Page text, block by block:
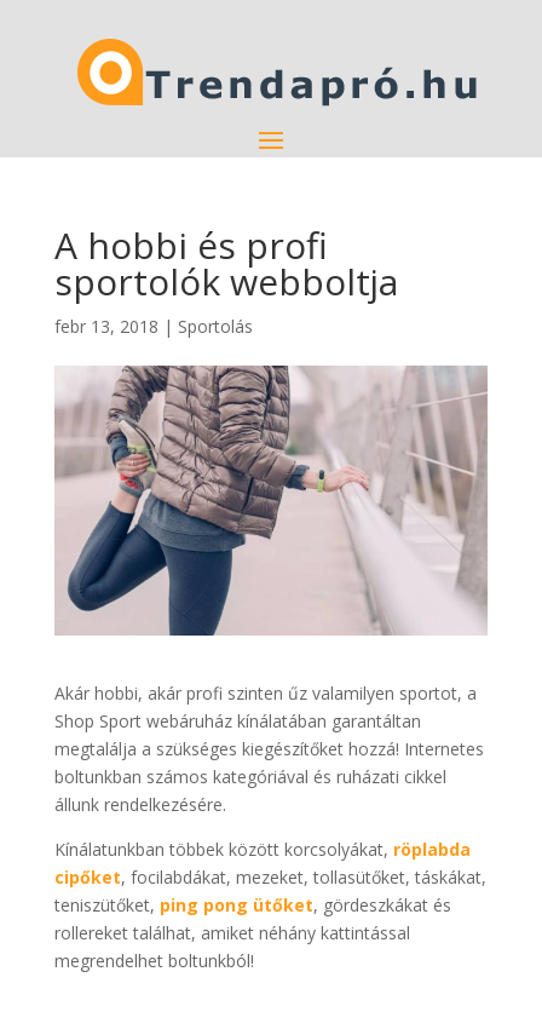
A hobbi és profi
sportolók webboltja
febr 13, 2018 | Sportolás
Akár hobbi, akár profi szinten űz valamilyen sportot, a
Shop Sport webáruház kínálatában garantáltan
megtalálja a szükséges kiegészítőket hozzá! Internetes
boltunkban számos kategóriával és ruházati cikkel
állunk rendelkezésére.
Kínálatunkban többek között korcsolyákat, röplabda
cipőket, focilabdákat, mezeket, tollasütőket, táskákat,
teniszütőket, ping pong ütőket, gördeszkákat és
rollereket találhat, amiket néhány kattintással
megrendelhet boltunkból!